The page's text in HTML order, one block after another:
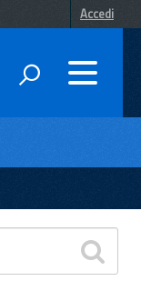
Accedi